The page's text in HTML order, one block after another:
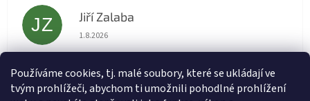
Používáme cookies, tj. malé soubory, které se ukládají ve
tvým prohlížeči, abychom ti umožnili pohodlné prohlížení
JZ Jiří Zalaba
Hodnocení obchodu je 5 z 5 hvězdiček.
1.8.2026
Lída